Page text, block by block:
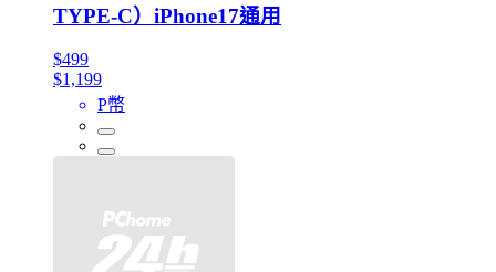
TYPE-C）iPhone17通用
$499
$1,199
P幣